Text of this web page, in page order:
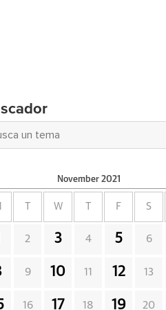
November 2021
W F S
2 3 4 5 6
9 10 11 12 13
16 17 18 19 20